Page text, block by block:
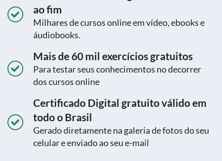
ao fim
Milhares de cursos online em vídeo, ebooks e
áudiobooks.
Mais de 60 mil exercícios gratuitos
Para testar seus conhecimentos no decorrer
dos cursos online
Certificado Digital gratuito válido em
todo o Brasil
Gerado diretamente na galeria de fotos do seu
celular e enviado ao seu e-mail